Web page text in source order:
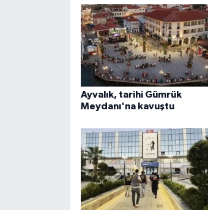
Ayvalık, tarihi Gümrük
Meydanı'na kavuştu